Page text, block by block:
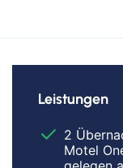
Leistungen
2
Motel